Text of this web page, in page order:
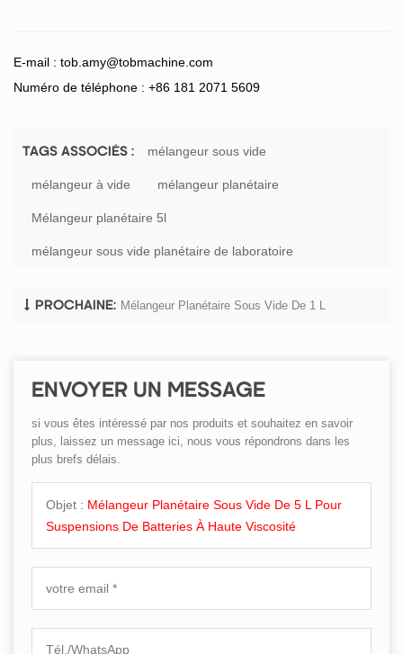
E-mail : tob.amy@tobmachine.com
Numéro de téléphone : +86 181 2071 5609
TAGS ASSOCIÉS : mélangeur sous vide
mélangeur à vide mélangeur planétaire
Mélangeur planétaire 5l
mélangeur sous vide planétaire de laboratoire
PROCHAINE: Mélangeur Planétaire Sous Vide De 1 L
ENVOYER UN MESSAGE
si vous êtes intéressé par nos produits et souhaitez en savoir
plus, laissez un message ici, nous vous répondrons dans les
plus brefs délais.
Objet : Mélangeur Planétaire Sous Vide De 5 L Pour
Suspensions De Batteries À Haute Viscosité